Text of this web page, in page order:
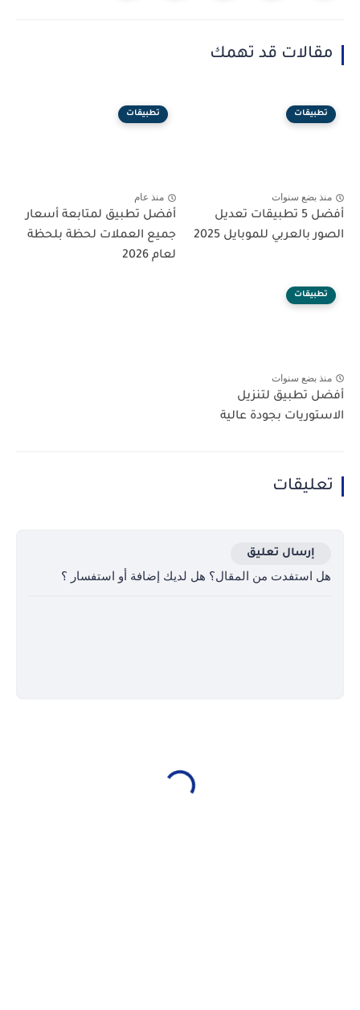
مقالات قد تهمك
تطبيقات
منذ بضع سنوات
أفضل 5 تطبيقات تعديل
الصور بالعربي للموبايل 2025
تطبيقات
منذ عام
أفضل تطبيق لمتابعة أسعار
جميع العملات لحظة بلحظة
لعام 2026
تطبيقات
منذ بضع سنوات
أفضل تطبيق لتنزيل
الاستوريات بجودة عالية
تعليقات
إرسال تعليق
هل استفدت من المقال؟ هل لديك إضافة أو استفسار ؟